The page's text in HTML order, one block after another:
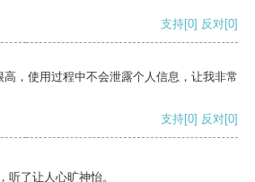
支持[0] 反对[0]
，使用过程中不会泄露个人信息，让我非常
支持[0] 反对[0]
听了让人心旷神怡。